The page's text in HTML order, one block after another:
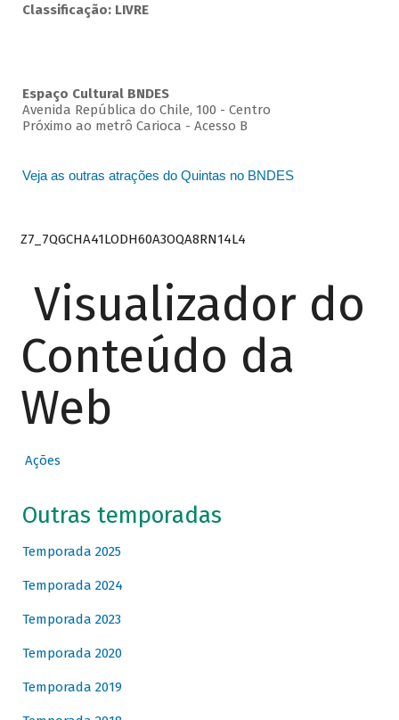
Classificação: LIVRE
Espaço Cultural BNDES
Avenida República do Chile, 100 - Centro
Próximo ao metrô Carioca - Acesso B
Veja as outras atrações do Quintas no BNDES
Z7_7QGCHA41LODH60A3OQA8RN14L4
Visualizador do
Conteúdo da
Web
Ações
Outras temporadas
Temporada 2025
Temporada 2024
Temporada 2023
Temporada 2020
Temporada 2019